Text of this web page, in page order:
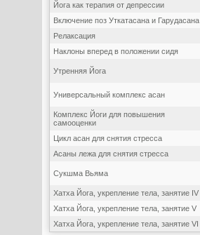
Йога как терапия от депрессии
Включение поз Уткатасана и Гарудасана
Релаксация
Наклоны вперед в положении сидя
Утренняя Йога
Универсальный комплекс асан
Комплекс Йоги для повышения
самооценки
Цикл асан для снятия стресса
Асаны лежа для снятия стресса
Сукшма Вьяма
Хатха Йога, укрепление тела, занятие IV
Хатха Йога, укрепление тела, занятие V
Хатха Йога, укрепление тела, занятие VI